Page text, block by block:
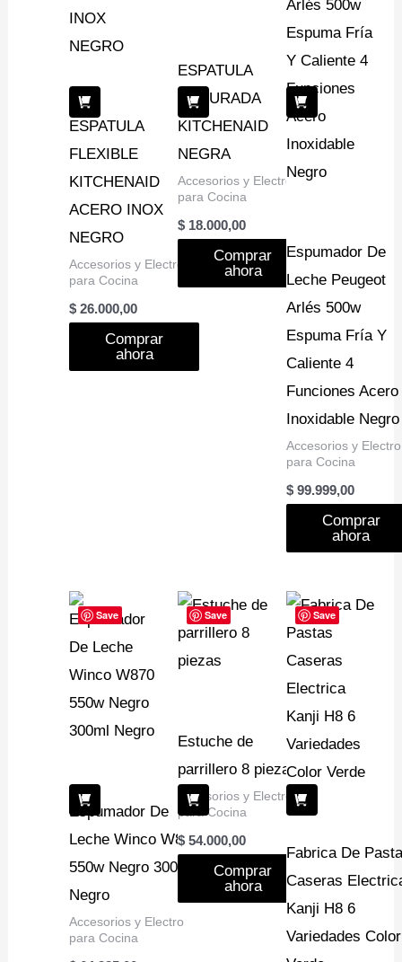
ESPATULA
FLEXIBLE
KITCHENAID
ACERO INOX
NEGRO
Accesorios y Electro
para Cocina
$ 26.000,00
Comprar
ahora
ESPATULA
RANURADA
KITCHENAID
NEGRA
Accesorios y Electro
para Cocina
$ 18.000,00
Comprar
ahora
Espumador De
Leche Peugeot
Arlés 500w
Espuma Fría Y
Caliente 4
Funciones Acero
Inoxidable Negro
Accesorios y Electro
para Cocina
$99.999,00
Comprar
ahora
Save
Espumador De
Leche Winco W870
550w Negro 300ml
Negro
Accesorios y Electro
para Cocina
Save
Estuche de
parrillero 8 piezas
Accesorios y Electro
para Cocina
$ 54.000,00
Comprar
ahora
Save
Fabrica De
Caseras
Kanji H8 6
Variedades Color